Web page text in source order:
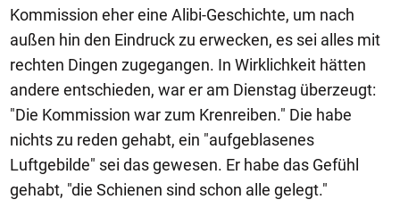
Kommission eher eine Alibi-Geschichte, um nach
außen hin den Eindruck zu erwecken, es sei alles mit
rechten Dingen zugegangen. In Wirklichkeit hätten
andere entschieden, war er am Dienstag überzeugt:
"Die Kommission war zum Krenreiben." Die habe
nichts zu reden gehabt, ein "aufgeblasenes
Luftgebilde" sei das gewesen. Er habe das Gefühl
gehabt, "die Schienen sind schon alle gelegt."